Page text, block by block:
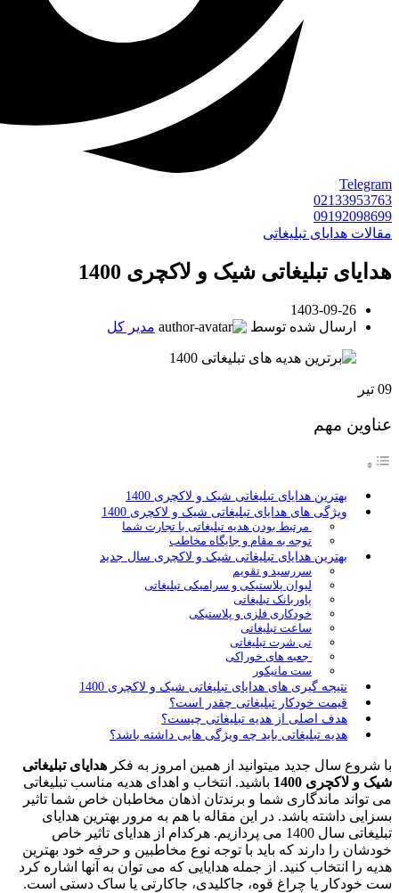
Telegram
02133953763
09192098699
مقالات هدایای تبلیغاتی
هدایای تبلیغاتی شیک و لاکچری 1400
1403-09-26
ارسال شده توسط
مدیر کل
09 تیر
عناوین مهم
بهترین هدایای تبلیغاتی شیک و لاکچری 1400
ویژگی های هدایای تبلیغاتی شیک و لاکچری 1400
مرتبط بودن هدیه تبلیغاتی با تجارت شما
توجه به مقام و جایگاه مخاطب
بهترین هدایای تبلیغاتی شیک و لاکچری سال جدید
سررسید و تقویم
لیوان پلاستیکی و سرامیکی تبلیغاتی
پاوربانک تبلیغاتی
خودکاری فلزی و پلاستیکی
ساعت تبلیغاتی
تی شرت تبلیغاتی
جعبه های خوراکی
ست مانیکور
نتیجه گیری های هدایای تبلیغاتی شیک و لاکچری 1400
قیمت خودکار تبلیغاتی چقدر است؟
هدف اصلی از هدیه تبلیغاتی چیست؟
هدیه تبلیغاتی باید چه ویژگی هایی داشته باشد؟
با شروع سال جدید میتوانید از همین امروز به فکر هدایای تبلیغاتی
شیک و لاکچری 1400
باشید. انتخاب و اهدای هدیه مناسب تبلیغاتی
می تواند ماندگاری شما و برندتان اذهان مخاطبان خاص شما تاثیر
بسزایی داشته باشد. در این مقاله با هم به مرور بهترین هدایای
تبلیغاتی سال 1400 می پردازیم. هرکدام از هدایای تاثیر خاص
خودشان را دارند که باید با توجه نوع مخاطبین و حرفه خود بهترین
هدیه را انتخاب کنید. از جمله هدایایی که می توان به آنها اشاره کرد
ست خودکار یا چراغ قوه، جاکلیدی، جاکارتی یا ساک دستی است.